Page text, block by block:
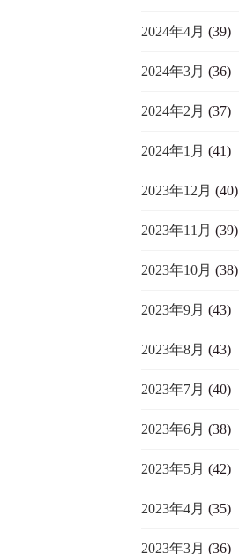
2024年4月 (39)
2024年3月 (36)
2024年2月 (37)
2024年1月 (41)
2023年12月 (40)
2023年11月 (39)
2023年10月 (38)
2023年9月 (43)
2023年8月 (43)
2023年7月 (40)
2023年6月 (38)
2023年5月 (42)
2023年4月 (35)
2023年3月 (36)